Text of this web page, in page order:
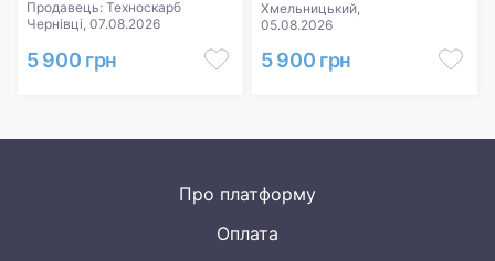
Продавець: Техноскарб
Чернівці, 07.08.2026
5 900 грн
Хмельницький,
05.08.2026
5 900 грн
Про платформу
Оплата